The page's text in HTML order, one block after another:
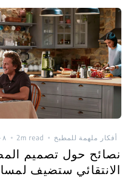
أفكار ملهمة للمطبخ 2m read ٠٨ أغسطس ٢٠٢٦
نصائح حول تصميم
الانتقائي ستضيف